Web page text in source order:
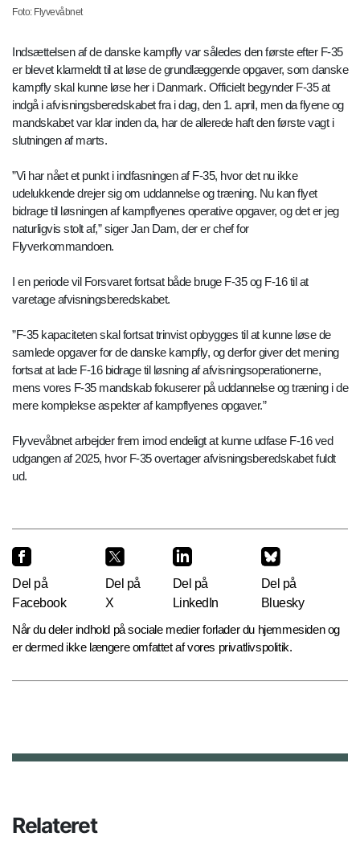
Foto: Flyvevåbnet
Indsættelsen af de danske kampfly var således den første efter F-35
er blevet klarmeldt til at løse de grundlæggende opgaver, som danske
kampfly skal kunne løse her i Danmark. Officielt begynder F-35 at
indgå i afvisningsberedskabet fra i dag, den 1. april, men da flyene og
mandskabet var klar inden da, har de allerede haft den første vagt i
slutningen af marts.
”Vi har nået et punkt i indfasningen af F-35, hvor det nu ikke
udelukkende drejer sig om uddannelse og træning. Nu kan flyet
bidrage til løsningen af kampflyenes operative opgaver, og det er jeg
naturligvis stolt af,” siger Jan Dam, der er chef for
Flyverkommandoen.
I en periode vil Forsvaret fortsat både bruge F-35 og F-16 til at
varetage afvisningsberedskabet.
”F-35 kapaciteten skal fortsat trinvist opbygges til at kunne løse de
samlede opgaver for de danske kampfly, og derfor giver det mening
fortsat at lade F-16 bidrage til løsning af afvisningsoperationerne,
mens vores F-35 mandskab fokuserer på uddannelse og træning i de
mere komplekse aspekter af kampflyenes opgaver.”
Flyvevåbnet arbejder frem imod endeligt at kunne udfase F-16 ved
udgangen af 2025, hvor F-35 overtager afvisningsberedskabet fuldt
ud.
Del på
Facebook
Del på
X
Del på
LinkedIn
Del på
Bluesky
Når du deler indhold på sociale medier forlader du hjemmesiden og
er dermed ikke længere omfattet af vores privatlivspolitik.
Relateret